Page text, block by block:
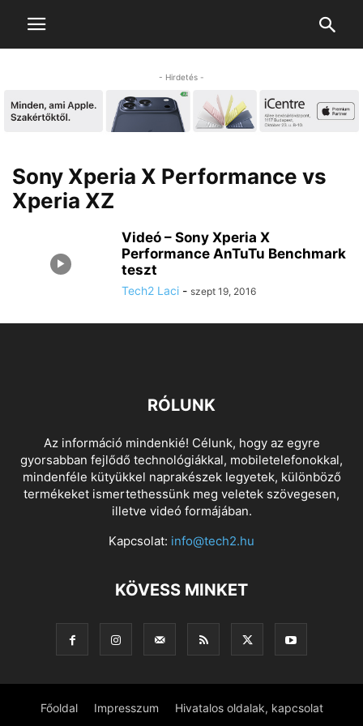
- Hirdetés -
Sony Xperia X Performance vs
Xperia XZ
Videó – Sony Xperia X
Performance AnTuTu Benchmark
teszt
Tech2 Laci - szept 19, 2016
RÓLUNK
Az információ mindenkié! Célunk, hogy az egyre
gyorsabban fejlődő technológiákkal, mobiletelefonokkal,
mindenféle kütyükkel naprakészek legyetek, különböző
termékeket ismertethessünk meg veletek szövegesen,
illetve videó formájában.
Kapcsolat: info@tech2.hu
KÖVESS MINKET
Főoldal Impresszum Hivatalos oldalak, kapcsolat